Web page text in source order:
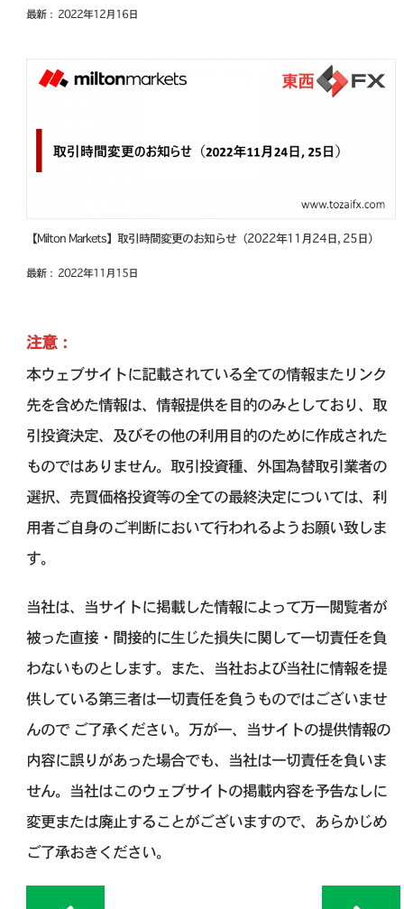
最新： 2022年12月16日
【Milton Markets】取引時間変更のお知らせ（2022年11月24日, 25日）
最新： 2022年11月15日
注意：
本ウェブサイトに記載されている全ての情報またリンク
先を含めた情報は、情報提供を目的のみとしており、取
引投資決定、及びその他の利用目的のために作成された
ものではありません。取引投資種、外国為替取引業者の
選択、売買価格投資等の全ての最終決定については、利
用者ご自身のご判断において行われるようお願い致しま
す。
当社は、当サイトに掲載した情報によって万一閲覧者が
被った直接・間接的に生じた損失に関して一切責任を負
わないものとします。また、当社および当社に情報を提
供している第三者は一切責任を負うものではございませ
んので ご了承ください。万が一、当サイトの提供情報の
内容に誤りがあった場合でも、当社は一切責任を負いま
せん。当社はこのウェブサイトの掲載内容を予告なしに
変更または廃止することがございますので、あらかじめ
ご了承おきください。